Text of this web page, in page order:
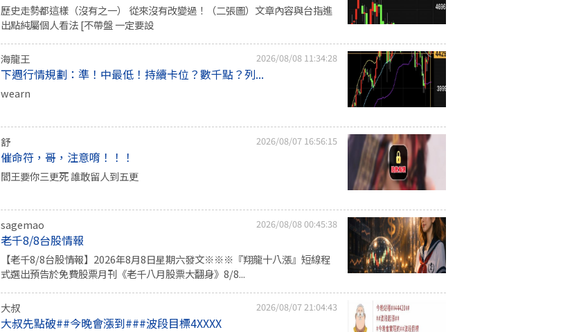
歷史走勢都這樣（沒有之一） 從來沒有改變過！（二張圖）文章內容與台指進
出點純屬個人看法 [不帶盤 一定要設
海龍王 2026/08/08 11:34:28
下週行情規劃：準！中最低！持續卡位？數千點？列...
wearn
舒 2026/08/07 16:56:15
催命符，哥，注意唷！！！
閻王要你三更死 誰敢留人到五更
sagemao 2026/08/08 00:45:38
老千8/8台股情報
【老千8/8台股情報】2026年8月8日星期六發文※※※『翔龍十八漲』短線程
式選出預告於免費股票月刊《老千八月股票大翻身》8/8...
大叔 2026/08/07 21:04:43
大叔先點破##今晚會漲到###波段目標4XXXX